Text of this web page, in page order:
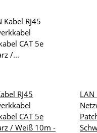
RJ45
CAT 5e
/ Weiß 10m -
LAN